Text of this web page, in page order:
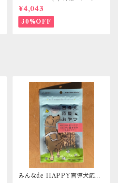
ット _ 小型犬・小柄な中型犬向
き _ フントヒュッテオリジナル
¥4,043
30%OFF
みんなde HAPPY盲導犬応援